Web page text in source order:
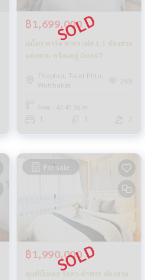
฿1,699,000
เมโทร พาร์ค สาทร เฟส 1-1 ห้องสวย
แต่งครบ พร้อมอยู่_Do667
Thaphra, Talat Phlu,
Wutthakat
268
Area : 42.45 Sq.m.
1 1 2
For sale
฿1,990,000
ลุมพินีเพลส รัชดา-ท่าพระ ห้องสวย